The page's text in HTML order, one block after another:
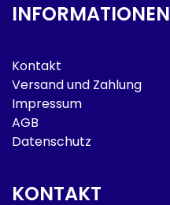
INFORMATIONEN
Kontakt
Versand und Zahlung
Impressum
AGB
Datenschutz
KONTAKT